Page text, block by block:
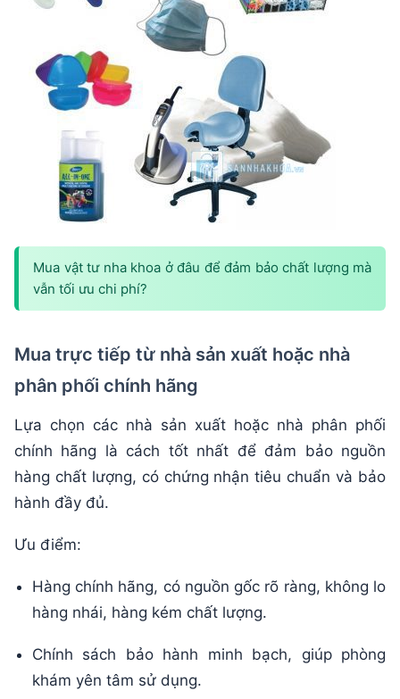
Mua vật tư nha khoa ở đâu để đảm bảo chất lượng mà
vẫn tối ưu chi phí?
Mua trực tiếp từ nhà sản xuất hoặc nhà
phân phối chính hãng
Lựa chọn các nhà sản xuất hoặc nhà phân phối
chính hãng là cách tốt nhất để đảm bảo nguồn
hàng chất lượng, có chứng nhận tiêu chuẩn và bảo
hành đầy đủ.
Ưu điểm:
Hàng chính hãng, có nguồn gốc rõ ràng, không lo
hàng nhái, hàng kém chất lượng.
Chính sách bảo hành minh bạch, giúp phòng
khám yên tâm sử dụng.